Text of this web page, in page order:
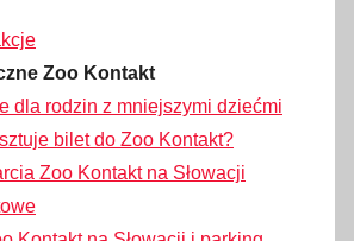
Zoo Kontakt
dla rodzin z mniejszymi dziećmi
bilet do Zoo Kontakt?
Zoo Kontakt na Słowacji